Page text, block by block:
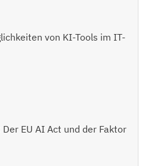
von KI-Tools im IT-
EU AI Act und der Faktor